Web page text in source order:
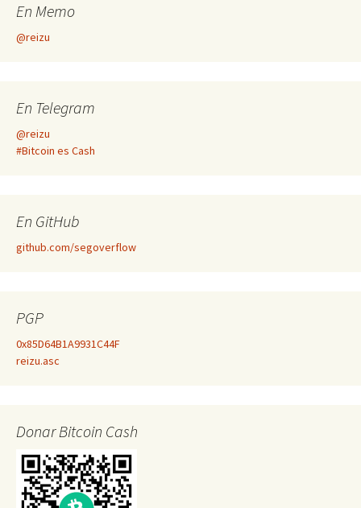
En Memo
@reizu
En Telegram
@reizu
#Bitcoin es Cash
En GitHub
github.com/segoverflow
PGP
0x85D64B1A9931C44F
reizu.asc
Donar Bitcoin Cash